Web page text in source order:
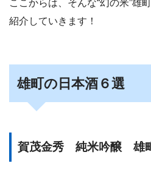
ここからは、そんな“幻の米”雄
紹介していきます！
雄町の日本酒６選
賀茂金秀 純米吟醸 雄